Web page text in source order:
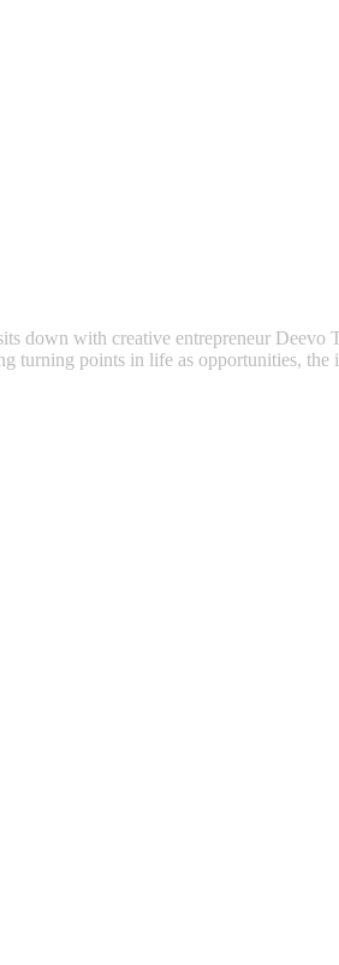
down with creative entrepreneur
turning points in life as opportunities,